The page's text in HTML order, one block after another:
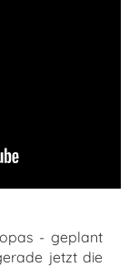
- geplant
jetzt die